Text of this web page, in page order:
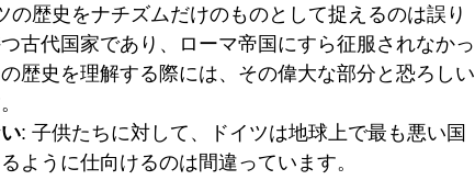
の歴史をナチズムだけのものとして捉えるのは誤り
古代国家であり、ローマ帝国にすら征服されなかっ
歴史を理解する際には、その偉大な部分と恐ろしい
: 子供たちに対して、ドイツは地球上で最も悪い国
ように仕向けるのは間違っています。